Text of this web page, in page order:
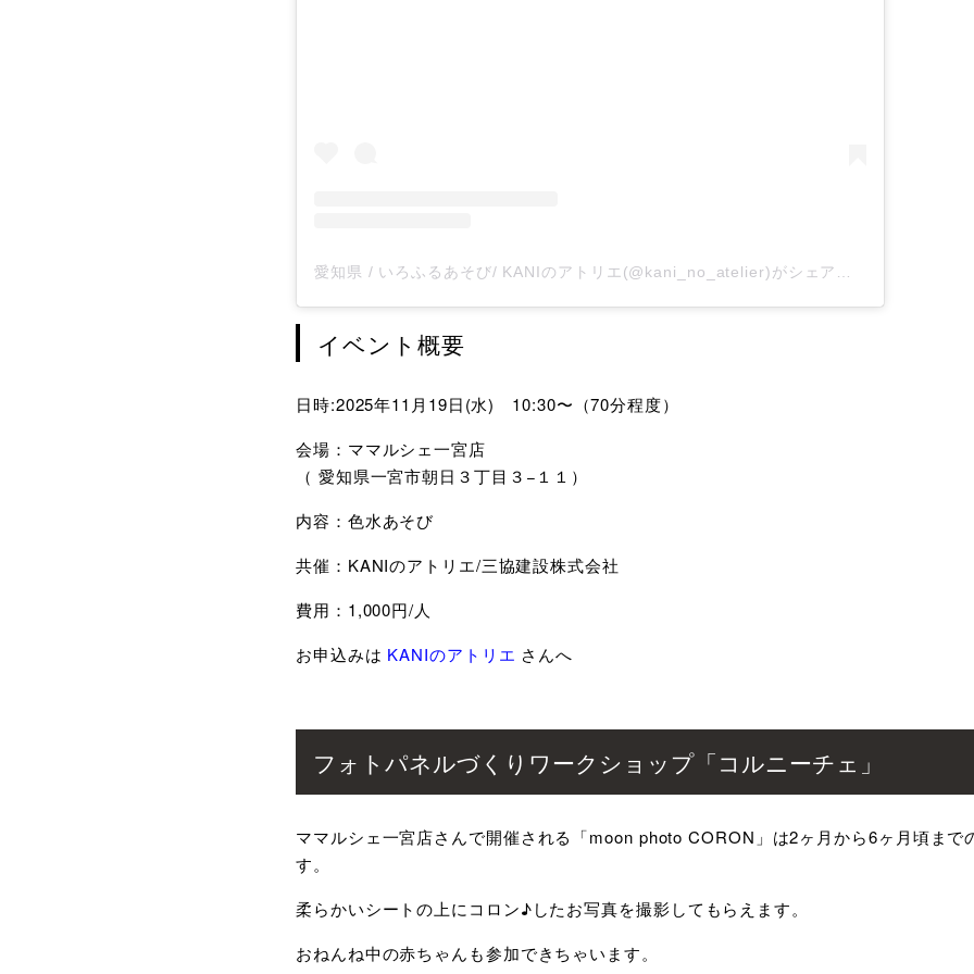
イベント概要
日時:2025年11月19日(水) 10:30〜（70分程度）
会場：ママルシェ一宮店
（ 愛知県一宮市朝日３丁目３−１１）
内容：色水あそび
共催：KANIのアトリエ/三協建設株式会社
費用：1,000円/人
お申込みは KANIのアトリエ さんへ
フォトパネルづくりワークショップ「コルニーチェ」
ママルシェ一宮店さんで開催される「moon photo CORON」は2ヶ月から6ヶ月頃まで
す。
柔らかいシートの上にコロン♪したお写真を撮影してもらえます。
おねんね中の赤ちゃんも参加できちゃいます。